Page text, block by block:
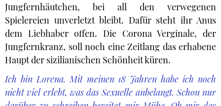
Jungfernhäutchen, bei all den verwegenen
Spielereien unverletzt bleibt. Dafür steht ihr Anus
dem Liebhaber offen. Die Corona Verginale, der
Jungfernkranz, soll noch eine Zeitlang das erhabene
Haupt der sizilianischen Schönheit küren.
Ich bin Lorena. Mit meinen 18 Jahren habe ich noch
nicht viel erlebt, was das Sexuelle anbelangt. Schon nur